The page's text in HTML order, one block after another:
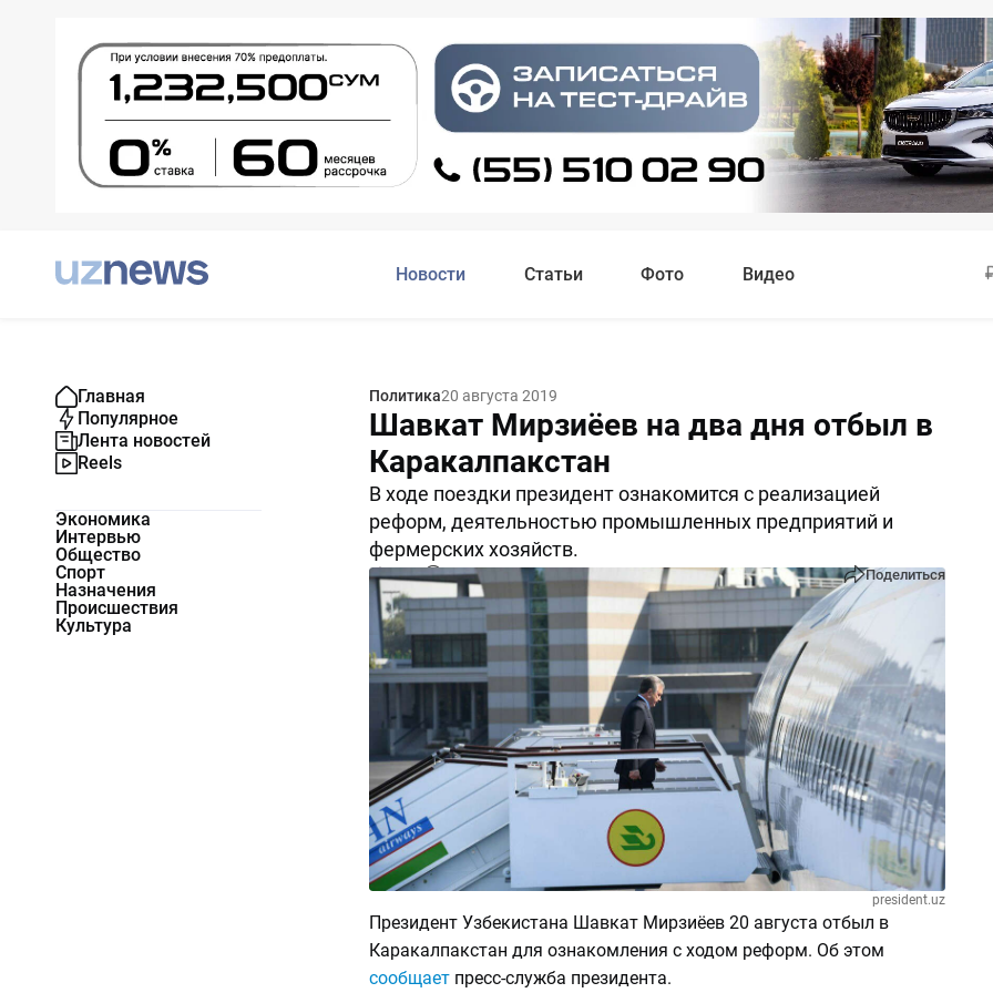
Новости Статьи Фото Видео
Главная
Популярное
Лента новостей
Reels
Экономика
Интервью
Общество
Спорт
Назначения
Происшествия
Культура
Политика20 августа 2019
Шавкат Мирзиёев на два дня отбыл в
Каракалпакстан
В ходе поездки президент ознакомится с реализацией
реформ, деятельностью промышленных предприятий и
фермерских хозяйств.
2798 0 Поделиться
president.uz
Президент Узбекистана Шавкат Мирзиёев 20 августа отбыл в
Каракалпакстан для ознакомления с ходом реформ. Об этом
сообщаетпресс-служба президента.